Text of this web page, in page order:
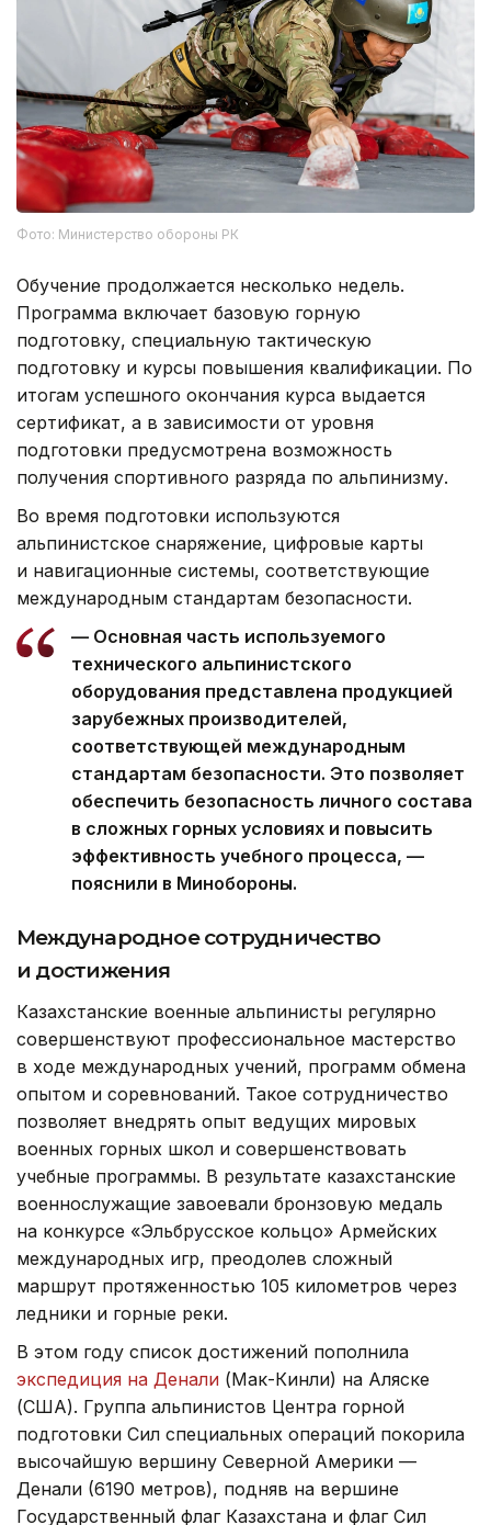
Фото: Министерство обороны РК
Обучение продолжается несколько недель.
Программа включает базовую горную
подготовку, специальную тактическую
подготовку и курсы повышения квалификации. По
итогам успешного окончания курса выдается
сертификат, а в зависимости от уровня
подготовки предусмотрена возможность
получения спортивного разряда по альпинизму.
Во время подготовки используются
альпинистское снаряжение, цифровые карты
и навигационные системы, соответствующие
международным стандартам безопасности.
— Основная часть используемого
технического альпинистского
оборудования представлена продукцией
зарубежных производителей,
соответствующей международным
стандартам безопасности. Это позволяет
обеспечить безопасность личного состава
в сложных горных условиях и повысить
эффективность учебного процесса, —
пояснили в Минобороны.
Международное сотрудничество
и достижения
Казахстанские военные альпинисты регулярно
совершенствуют профессиональное мастерство
в ходе международных учений, программ обмена
опытом и соревнований. Такое сотрудничество
позволяет внедрять опыт ведущих мировых
военных горных школ и совершенствовать
учебные программы. В результате казахстанские
военнослужащие завоевали бронзовую медаль
на конкурсе «Эльбрусское кольцо» Армейских
международных игр, преодолев сложный
маршрут протяженностью 105 километров через
ледники и горные реки.
В этом году список достижений пополнила
экспедиция на Денали (Мак-Кинли) на Аляске
(США). Группа альпинистов Центра горной
подготовки Сил специальных операций покорила
высочайшую вершину Северной Америки —
Денали (6190 метров), подняв на вершине
Государственный флаг Казахстана и флаг Сил